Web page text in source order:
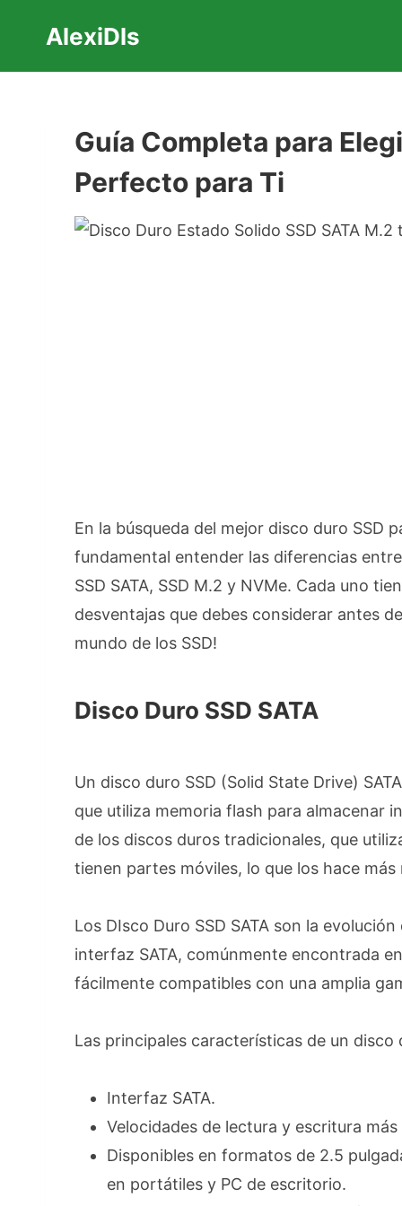
contenido
AlexiDls
Guía Completa para
Perfecto para Ti
En la búsqueda del mejor disco duro SSD
fundamental entender las diferencias
SSD SATA, SSD M.2 y NVMe. Cada uno
desventajas que debes considerar antes
mundo de los SSD!
Disco Duro SSD SATA
Un disco duro SSD (Solid State Drive)
que utiliza memoria flash para almacenar
de los discos duros tradicionales, que
tienen partes móviles, lo que los hace
Los DIsco Duro SSD SATA son la
interfaz SATA, comúnmente encontrada
fácilmente compatibles con una amplia
Las principales características de un disco
Interfaz SATA.
Velocidades de lectura y escritura más
Disponibles en formatos de 2.5
en portátiles y PC de escritorio.